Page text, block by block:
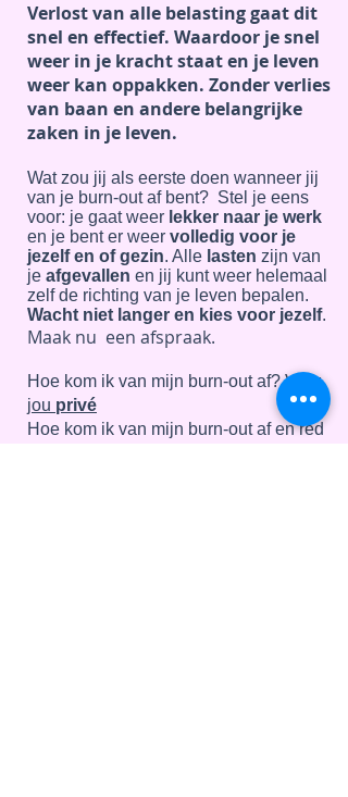
Verlost van alle belasting gaat dit
snel en effectief. Waardoor je snel
weer in je kracht staat en je leven
weer kan oppakken. Zonder verlies
van baan en andere belangrijke
zaken in je leven.
Wat zou jij als eerste doen wanneer jij
van je burn-out af bent? Stel je eens
voor: je gaat weer lekker naar je werk
en je bent er weer volledig voor je
jezelf en of gezin. Alle lasten zijn van
je afgevallen en jij kunt weer helemaal
zelf de richting van je leven bepalen.
Wacht niet langer en kies voor jezelf.
Maak nu een afspraak.
Hoe kom ik van mijn burn-out af?Voor
jou privé
Hoe kom ik van mijn burn-out af en red